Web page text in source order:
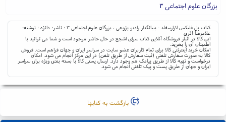
بزرگان علوم اجتماعی ۳
کتاب پل فلیکس لازارسفلد - بنیانگذار رادیو پژوهی ، بزرگان علوم اجتماعی ۳ ؛ ناشر: دانژه ؛ نوشته:
غلامرضا آذری
این کالا در انبار فروشگاه آنلاین کتاب سرای اشجع در حال حاضر موجود است و شما می توانید با
اطمینان آن را بخرید.
امکان خرید اینترنتی کالا برای تمام کاربران عضو سایت در سراسر ایران و جهان فراهم است. فروش
کالا به صورت سفارش تلفنی (ثبت سفارش از طریق تلفن) در این مرکز انجام می شود. امکان
درخواست و تهیه کالا از طریق پیامک هم وجود دارد. ارسال پستی کالا با بسته بندی ویژه برای سراسر
ایران و جهان از طریق پست و پیک تلفنی انجام می شود.
بازگشت به کتابها